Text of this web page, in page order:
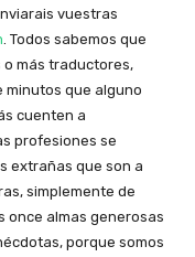
vuestras
. Todos sabemos que
o más traductores,
que alguno
cuenten a
profesiones se
extrañas que son a
simplemente de
once almas generosas
porque somos